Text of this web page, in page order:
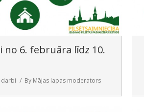
6. februāra līdz 10.
darbi By Mājas lapas moderators